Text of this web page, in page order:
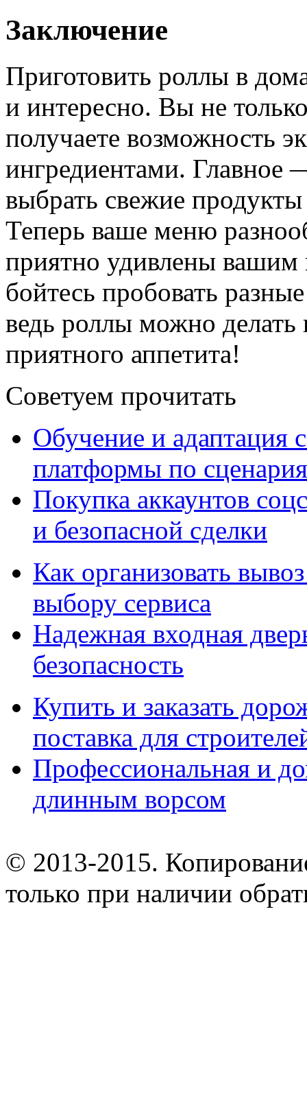
Заключение
Приготовить роллы в
и интересно. Вы не
получаете возможность
ингредиентами. Главное
выбрать свежие
Теперь ваше меню
приятно удивлены
бойтесь пробовать
ведь роллы можно делать
приятного аппетита!
Советуем прочитать
Обучение и адаптация
платформы по
Покупка аккаунтов
и безопасной сделки
Как организовать
выбору сервиса
Надежная входная
безопасность
Купить и заказать
поставка для
Профессиональная и
длинным ворсом
© 2013-2015.
только при наличии